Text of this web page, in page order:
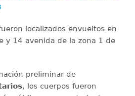
localizados envueltos en
y 14 avenida de la zona 1 de
preliminar de
, los cuerpos fueron